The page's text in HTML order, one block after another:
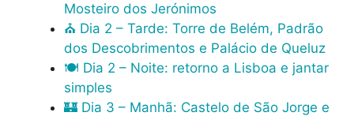
Mosteiro dos Jerónimos
⛪ Dia 2 – Tarde: Torre de Belém, Padrão
dos Descobrimentos e Palácio de Queluz
🍽️ Dia 2 – Noite: retorno a Lisboa e jantar
simples
🏰 Dia 3 – Manhã: Castelo de São Jorge e